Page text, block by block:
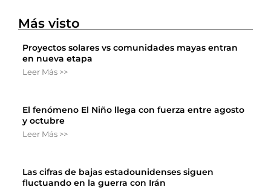
Más visto
Proyectos solares vs comunidades mayas entran
en nueva etapa
Leer Más >>
El fenómeno El Niño llega con fuerza entre agosto
y octubre
Leer Más >>
Las cifras de bajas estadounidenses siguen
fluctuando en la guerra con Irán